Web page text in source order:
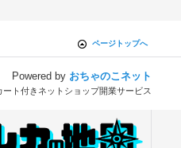
ページトップへ
Powered by おちゃのこネット
ト付きネットショップ開業サービス